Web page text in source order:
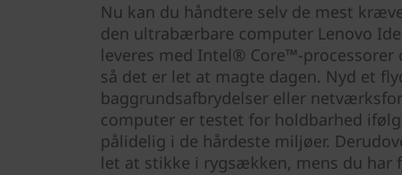
Nu kan du håndtere selv de mest
den ultrabærbare computer Lenovo
leveres med Intel® Core™-processorer
så det er let at magte dagen. Nyd et
baggrundsafbrydelser eller
computer er testet for holdbarhed
pålidelig i de hårdeste miljøer.
let at stikke i rygsækken, mens du har